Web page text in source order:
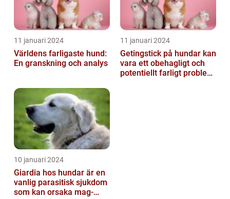
11 januari 2024
Världens farligaste hund:
En granskning och analys
11 januari 2024
Getingstick på hundar kan
vara ett obehagligt och
potentiellt farligt problem
10 januari 2024
Giardia hos hundar är en
vanlig parasitisk sjukdom
som kan orsaka mag-